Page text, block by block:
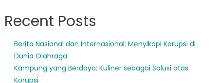
Recent Posts
Berita Nasional dan Internasional: Menyikapi Korupsi di
Dunia Olahraga
Kampung yang Berdaya: Kuliner sebagai Solusi atas
Korupsi